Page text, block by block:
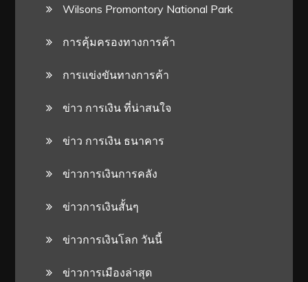
Wilsons Promontory National Park
การคุ้มครองทางการค้า
การแข่งขันทางการค้า
ข่าว การเงิน ที่น่าสนใจ
ข่าว การเงิน ธนาคาร
ข่าวการเงินการคลัง
ข่าวการเงินสั้นๆ
ข่าวการเงินโลก วันนี้
ข่าวการเมืองล่าสุด